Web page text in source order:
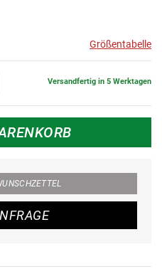
Größentabelle
Versandfertig in 5 Werktagen